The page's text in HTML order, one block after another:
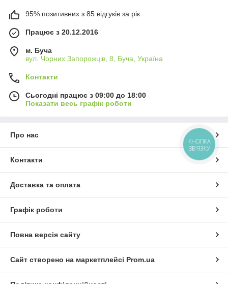
95% позитивних з 85 відгуків за рік
Працює з 20.12.2016
м. Буча
вул. Чорних Запорожців, 8, Буча, Україна
Контакти
Сьогодні працює з 09:00 до 18:00
Показати весь графік роботи
Про нас
Контакти
Доставка та оплата
Графік роботи
Повна версія сайту
Сайт створено на маркетплейсі Prom.ua
КНОПКА
ЗВ'ЯЗКУ